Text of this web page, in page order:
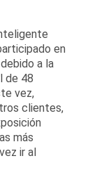
en
a la
de 48
vez,
clientes,
más
ir al